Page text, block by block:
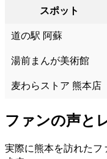
スポット
道の駅 阿蘇
湯前まんが美術館
麦わらストア 熊本店
ファンの声と
実際に熊本を訪れたフ